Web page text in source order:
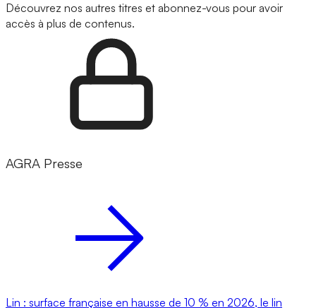
Découvrez nos autres titres et abonnez-vous pour avoir
accès à plus de contenus.
AGRA Presse
Lin : surface française en hausse de 10 % en 2026, le lin